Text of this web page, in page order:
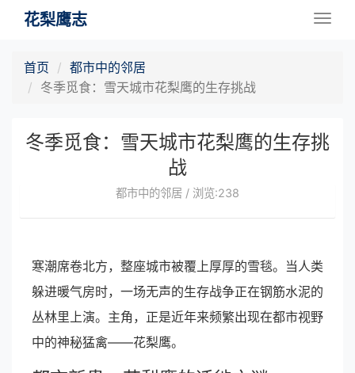
花梨鹰志
首页
都市中的邻居
冬季觅食：雪天城市花梨鹰的生存挑战
冬季觅食：雪天城市花梨鹰的生存挑
战
都市中的邻居 / 浏览:238
寒潮席卷北方，整座城市被覆上厚厚的雪毯。当人类
躲进暖气房时，一场无声的生存战争正在钢筋水泥的
丛林里上演。主角，正是近年来频繁出现在都市视野
中的神秘猛禽——花梨鹰。